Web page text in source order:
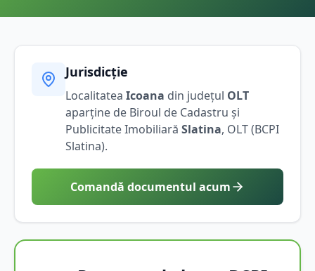
Jurisdicție
Localitatea Icoana din județul OLT
aparține de Biroul de Cadastru și
Publicitate Imobiliară Slatina, OLT(BCPI
Slatina).
Comandă documentul acum